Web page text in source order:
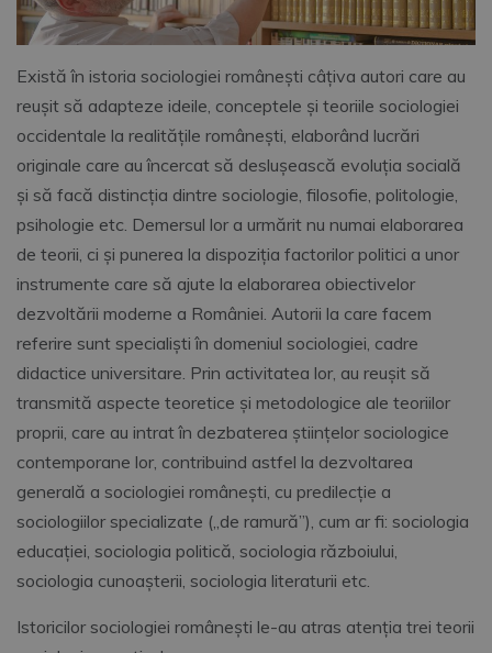
Există în istoria sociologiei românești câțiva autori care au
reușit să adapteze ideile, conceptele și teoriile sociologiei
occidentale la realitățile românești, elaborând lucrări
originale care au încercat să deslușească evoluția socială
și să facă distincția dintre sociologie, filosofie, politologie,
psihologie etc. Demersul lor a urmărit nu numai elaborarea
de teorii, ci și punerea la dispoziția factorilor politici a unor
instrumente care să ajute la elaborarea obiectivelor
dezvoltării moderne a României. Autorii la care facem
referire sunt specialiști în domeniul sociologiei, cadre
didactice universitare. Prin activitatea lor, au reușit să
transmită aspecte teoretice și metodologice ale teoriilor
proprii, care au intrat în dezbaterea științelor sociologice
contemporane lor, contribuind astfel la dezvoltarea
generală a sociologiei românești, cu predilecție a
sociologiilor specializate („de ramură”), cum ar fi: sociologia
educației, sociologia politică, sociologia războiului,
sociologia cunoașterii, sociologia literaturii etc.
Istoricilor sociologiei românești le-au atras atenția trei teorii